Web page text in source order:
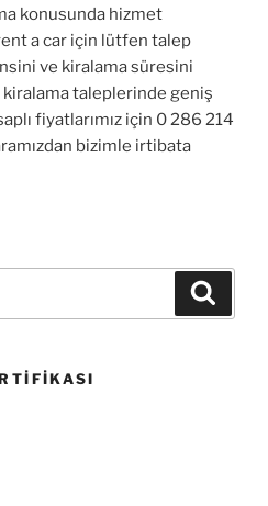
konusunda hizmet
a car için lütfen talep
ve kiralama süresini
taleplerinde geniş
fiyatlarımız için 0 286 214
bizimle irtibata